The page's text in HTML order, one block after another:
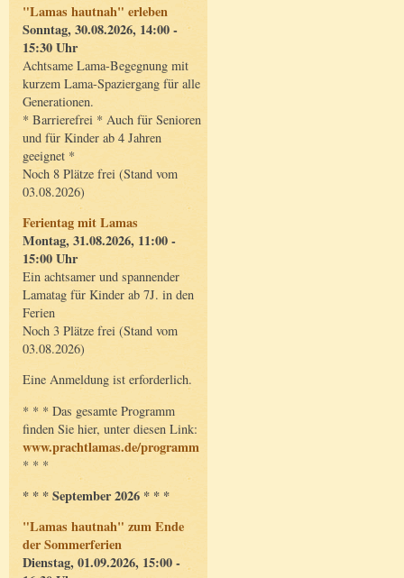
"Lamas hautnah" erleben
Sonntag, 30.08.2026, 14:00 -
15:30 Uhr
Achtsame Lama-Begegnung mit
kurzem Lama-Spaziergang für alle
Generationen.
* Barrierefrei * Auch für Senioren
und für Kinder ab 4 Jahren
geeignet *
Noch 8 Plätze frei (Stand vom
03.08.2026)
Ferientag mit Lamas
Montag, 31.08.2026, 11:00 -
15:00 Uhr
Ein achtsamer und spannender
Lamatag für Kinder ab 7J. in den
Ferien
Noch 3 Plätze frei (Stand vom
03.08.2026)
Eine Anmeldung ist erforderlich.
* * * Das gesamte Programm
finden Sie hier, unter diesen Link:
www.prachtlamas.de/programm
* * *
* * * September 2026 * * *
"Lamas hautnah" zum Ende
der Sommerferien
Dienstag, 01.09.2026, 15:00 -